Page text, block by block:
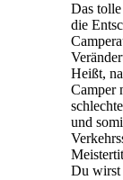
Das
die
Heißt,
Camper
und
Du wirst